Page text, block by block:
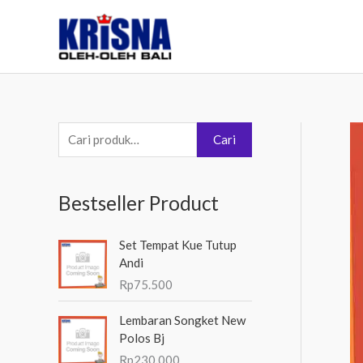
e
c
a
n
Cari
Bestseller Product
Set Tempat Kue Tutup
Andi
Rp75.500
Lembaran Songket New
Polos Bj
Rp230.000